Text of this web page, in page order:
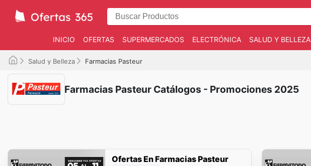
INICIO OFERTAS SUPERMERCADOS ELECTRÓNICA SALUD Y BELLEZA
Salud y Belleza Farmacias Pasteur
Farmacias Pasteur Catálogos - Promociones 2025
Ofertas En Farmacias Pasteur